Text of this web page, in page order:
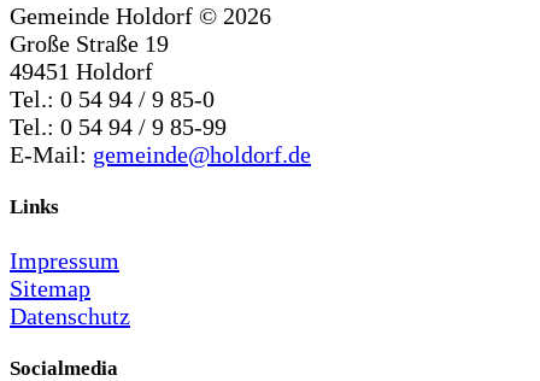
Gemeinde Holdorf © 2026
Große Straße 19
49451 Holdorf
Tel.: 0 54 94 / 9 85-0
Tel.: 0 54 94 / 9 85-99
E-Mail: gemeinde@holdorf.de
Links
Impressum
Sitemap
Datenschutz
Socialmedia